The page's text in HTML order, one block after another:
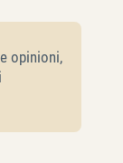
opinioni,